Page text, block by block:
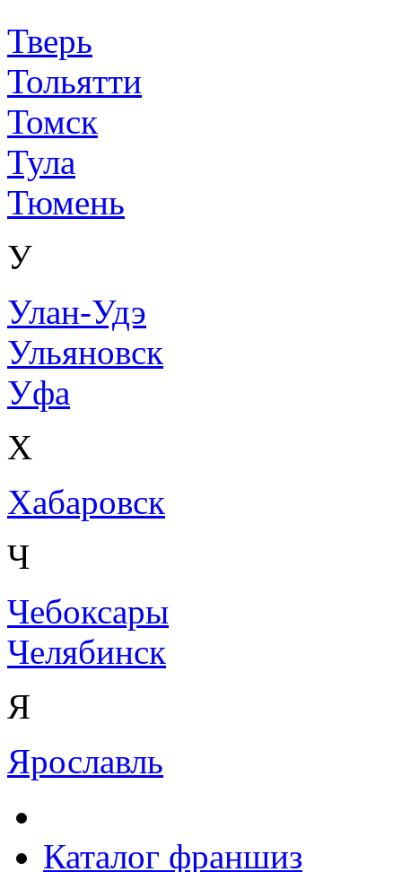
Тверь
Тольятти
Томск
Тула
Тюмень
У
Улан-Удэ
Ульяновск
Уфа
Х
Хабаровск
Ч
Чебоксары
Челябинск
Я
Ярославль
Каталог франшиз